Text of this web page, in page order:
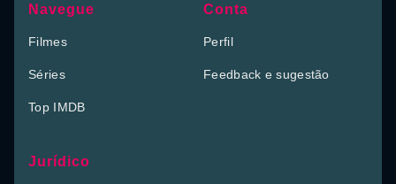
Navegue
Filmes
Séries
Top IMDB
Conta
Perfil
Feedback e sugestão
Jurídico